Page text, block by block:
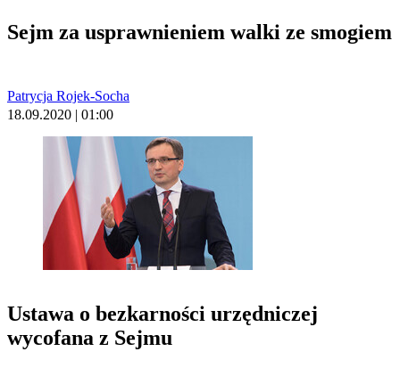
Sejm za usprawnieniem walki ze smogiem
Patrycja Rojek-Socha
18.09.2020 | 01:00
Ustawa o bezkarności urzędniczej
wycofana z Sejmu